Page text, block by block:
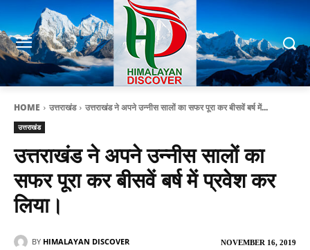
HOME उत्तराखंड उत्तराखंड ने अपने उन्नीस सालों का सफर पूरा कर बीसवें बर्ष में...
उत्तराखंड
उत्तराखंड ने अपने उन्नीस सालों का
सफर पूरा कर बीसवें बर्ष में प्रवेश कर
लिया।
NOVEMBER 16, 2019
BY HIMALAYAN DISCOVER